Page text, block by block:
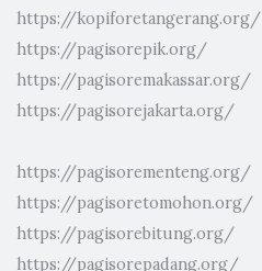
https://kopiforetangerang.org/
https://pagisorepik.org/
https://pagisoremakassar.org/
https://pagisorejakarta.org/
https://pagisorementeng.org/
https://pagisoretomohon.org/
https://pagisorebitung.org/
https://pagisorepadang.org/